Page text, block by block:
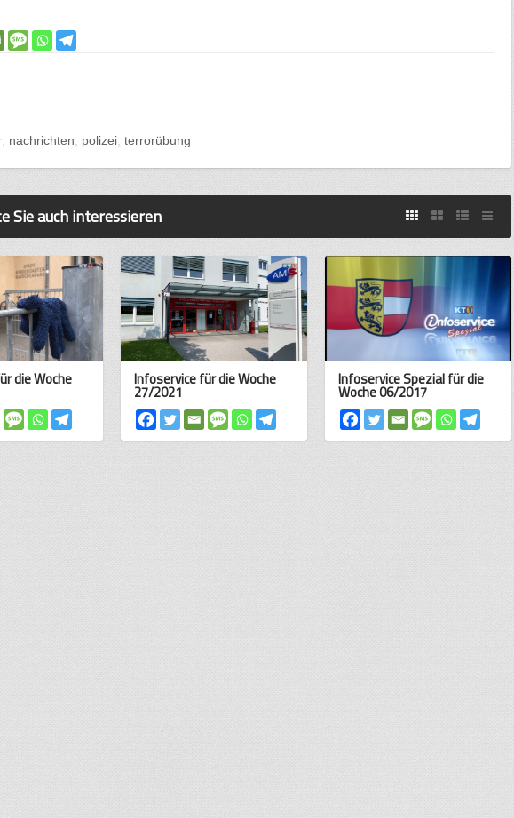
nachrichten polizei terrorübung
Sie auch interessieren
die Woche Infoservice für die Woche
27/2021
Infoservice Spezial für die
Woche 06/2017